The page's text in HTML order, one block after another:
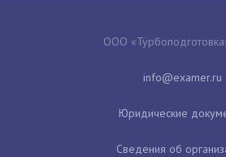
ООО
Юридические
Сведения об